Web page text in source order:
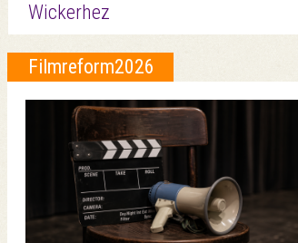
Wickerhez
Filmreform2026